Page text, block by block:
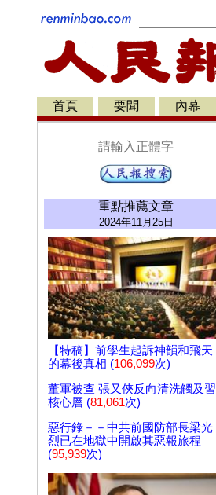
首頁 要聞 內幕
重點推薦文章
2024年11月25日
【特稿】前學生起訴神韻和飛天
的幕後真相 (106,099次)
董軍被查 張又俠反向清洗觸及習
核心層 (81,061次)
惡行錄－－中共前國防部長梁光
烈已在地獄中開啟其惡報旅程
(95,939次)